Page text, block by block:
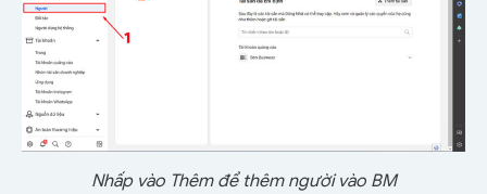
Nhấp vào Thêm để thêm người vào BM